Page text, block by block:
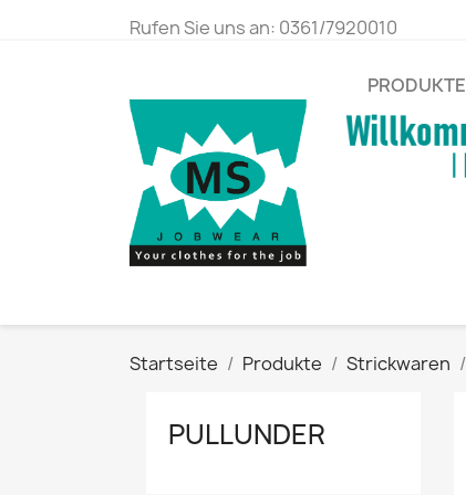
Rufen Sie uns an: 0361/7920010
PRODUKTE
Startseite Produkte Strickwaren
PULLUNDER